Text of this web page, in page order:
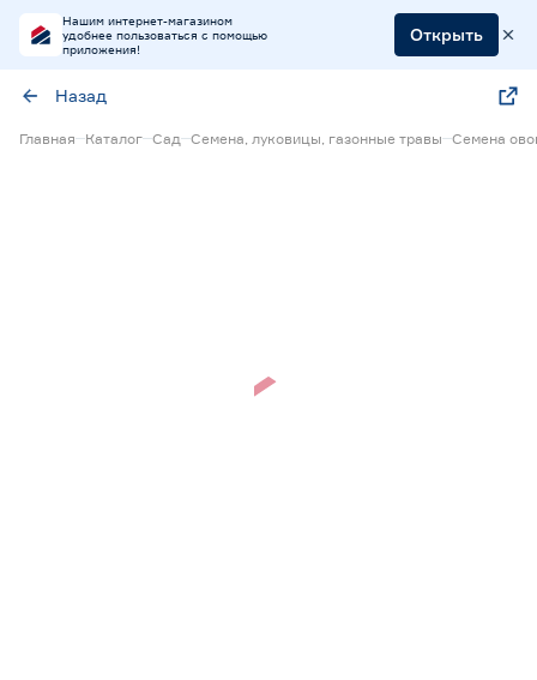
Нашим интернет-магазином
удобнее пользоваться с помощью
приложения!
Открыть
Назад
Главная Каталог Сад Семена, луковицы, газонные травы Семена